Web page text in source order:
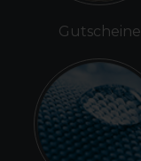
Gutscheine